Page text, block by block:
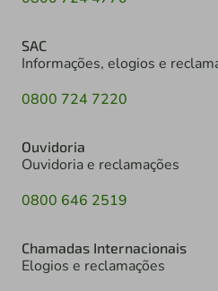
SAC
Informações, elogios e
0800 724 7220
Ouvidoria
Ouvidoria e reclamações
0800 646 2519
Chamadas Internacionais
Elogios e reclamações